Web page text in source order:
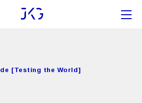
[Testing the World]